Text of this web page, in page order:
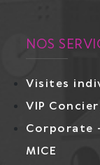
NOS
Visites
VIP
Corporate
MICE